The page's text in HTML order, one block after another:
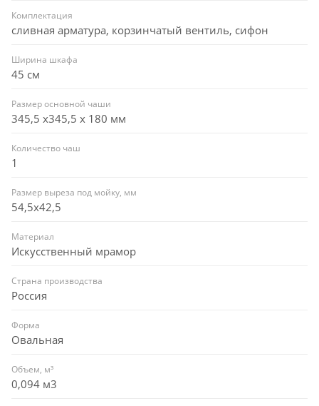
Комплектация
сливная арматура, корзинчатый вентиль, сифон
Ширина шкафа
45 см
Размер основной чаши
345,5 х345,5 х 180 мм
Количество чаш
1
Размер выреза под мойку, мм
54,5x42,5
Материал
Искусственный мрамор
Страна производства
Россия
Форма
Овальная
Объем, м³
0,094 м3